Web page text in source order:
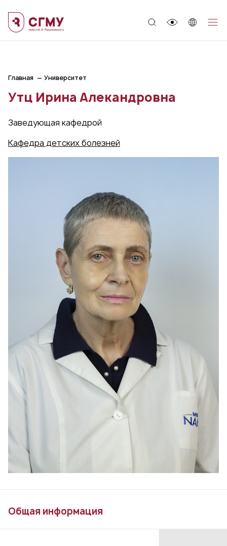
Главная Университет
Утц Ирина Алекандровна
Заведующая кафедрой
Кафедра детских болезней
Общая информация